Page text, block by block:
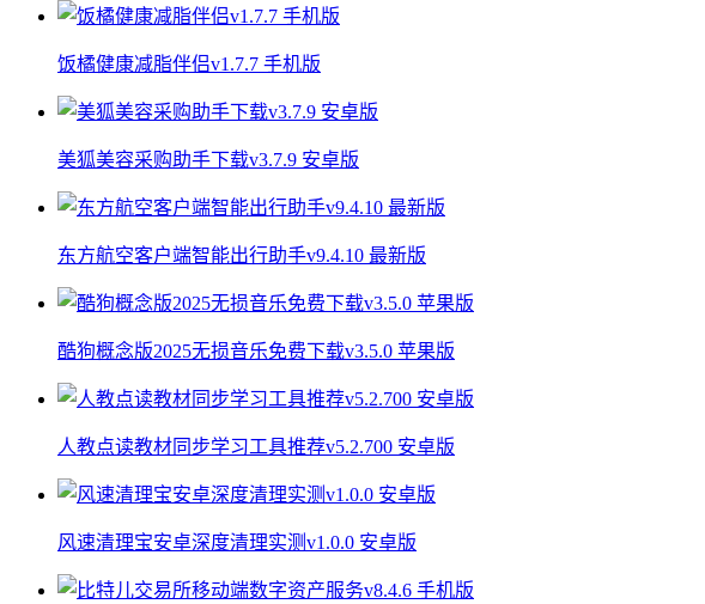
饭橘健康减脂伴侣v1.7.7 手机版
美狐美容采购助手下载v3.7.9 安卓版
东方航空客户端智能出行助手v9.4.10 最新版
酷狗概念版2025无损音乐免费下载v3.5.0 苹果版
人教点读教材同步学习工具推荐v5.2.700 安卓版
风速清理宝安卓深度清理实测v1.0.0 安卓版